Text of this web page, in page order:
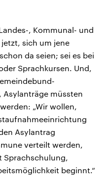
, Kommunal- und
sich um jene
da seien; sei es bei
Sprachkursen. Und,
Asylanträge müssten
„Wir wollen,
Asylantrag
verteilt werden,
Sprachschulung,
beginnt.“